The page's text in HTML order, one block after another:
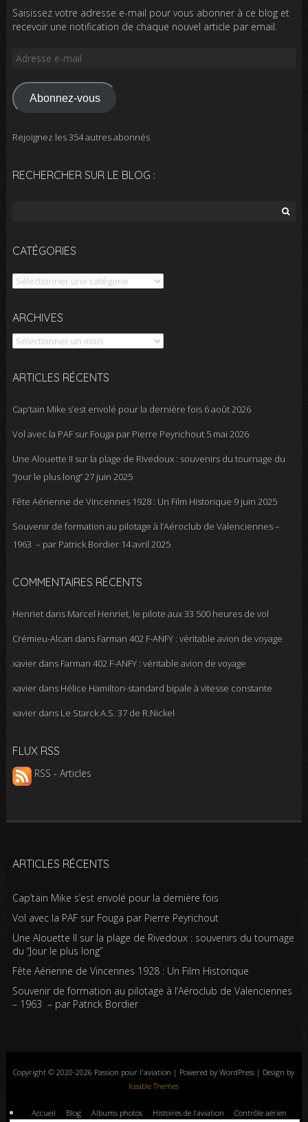
Saisissez votre adresse e-mail pour vous abonner à ce blog et
recevoir une notification de chaque nouvel article par email.
Adresse
mail
Abonnez-vous
Rejoignez les 354 autres abonnés
RECHERCHER SUR LE BLOG :
CATÉGORIES
Catégories
ARCHIVES
Archives
ARTICLES RÉCENTS
Cap’tain Mike s’est envolé pour la dernière fois 6 août 2026
Vol avec la PAF sur Fouga par Pierre Peyrichout 5 mai 2026
Une Alouette II sur la plage de Rivedoux : souvenirs du tournage du
“Jour le plus long”27 juin 2025
Fête Aérienne de Vincennes 1928 : Un Film Historique 9 juin 2025
Souvenir de formation au pilotage à l’Aéroclub de Valenciennes –
1963 – par Patrick Bordier 14 avril 2025
COMMENTAIRES RÉCENTS
Henrietdans Marcel Henriet, le pilote aux 33 500 heures de vol
Crémieu-Alcan dans Farman 402 F-ANFY : véritable avion de voyage
xavierdans Farman 402 F-ANFY : véritable avion de voyage
xavierdans Hélice Hamilton-standard bipale à vitesse constante
xavierdans Le Starck A.S. 37 de R.Nickel
FLUX RSS
RSS - Articles
ARTICLES RÉCENTS
Cap’tain Mike s’est envolé pour la dernière fois
Vol avec la PAF sur Fouga par Pierre Peyrichout
Une Alouette II sur la plage de Rivedoux : souvenirs du tournage
du “Jour le plus long”
Fête Aérienne de Vincennes 1928 : Un Film Historique
Souvenir de formation au pilotage à l’Aéroclub de Valenciennes
– 1963 – par Patrick Bordier
Copyright © 2020-2026 Passion pour l'aviation | Powered by WordPress | Design by
Iceable Themes
Accueil Blog Albums photos Histoires de l’aviation
Contrôle aérien